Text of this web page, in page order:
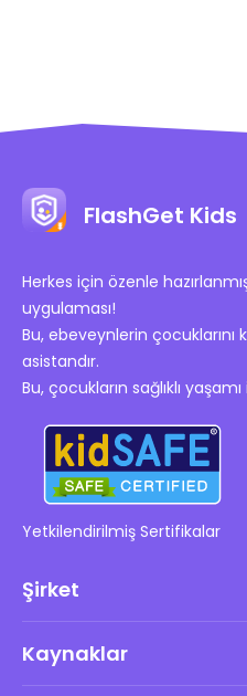
FlashGet Kids
Herkes için özenle
uygulaması!
Bu, ebeveynlerin
asistandır.
Bu, çocukların sağlıklı
Yetkilendirilmiş Sertifikalar
Şirket
Kaynaklar